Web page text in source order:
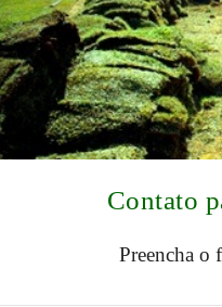
Contato
Preencha o